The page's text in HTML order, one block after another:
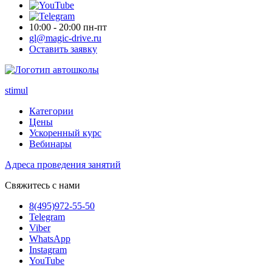
10:00 - 20:00 пн-пт
gl@magic-drive.ru
Оставить заявку
stimul
Категории
Цены
Ускоренный курс
Вебинары
Адреса проведения занятий
Свяжитесь с нами
8(495)972-55-50
Telegram
Viber
WhatsApp
Instagram
YouTube